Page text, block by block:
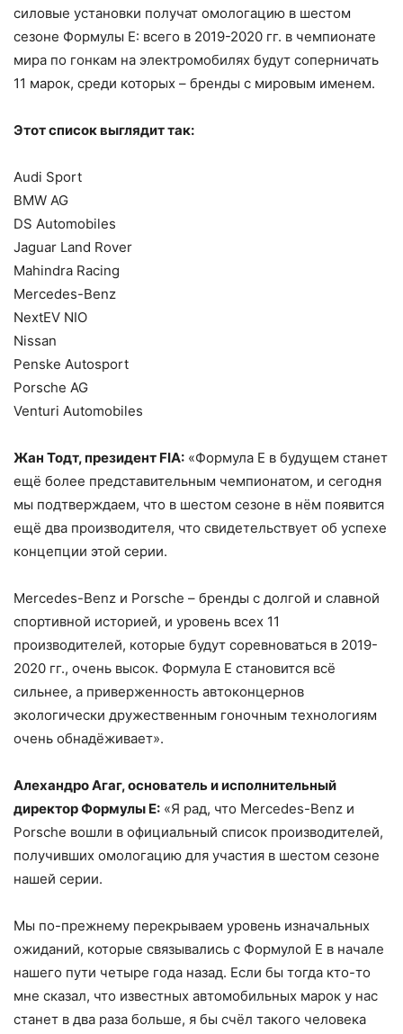
силовые установки получат омологацию в шестом
сезоне Формулы E: всего в 2019-2020 гг. в чемпионате
мира по гонкам на электромобилях будут соперничать
11 марок, среди которых – бренды с мировым именем.
Этот список выглядит так:
Audi Sport
BMW AG
DS Automobiles
Jaguar Land Rover
Mahindra Racing
Mercedes-Benz
NextEV NIO
Nissan
Penske Autosport
Porsche AG
Venturi Automobiles
Жан Тодт, президент FIA: «Формула E в будущем станет
ещё более представительным чемпионатом, и сегодня
мы подтверждаем, что в шестом сезоне в нём появится
ещё два производителя, что свидетельствует об успехе
концепции этой серии.
Mercedes-Benz и Porsche – бренды с долгой и славной
спортивной историей, и уровень всех 11
производителей, которые будут соревноваться в 2019-
2020 гг., очень высок. Формула E становится всё
сильнее, а приверженность автоконцернов
экологически дружественным гоночным технологиям
очень обнадёживает».
Алехандро Агаг, основатель и исполнительный
директор Формулы E: «Я рад, что Mercedes-Benz и
Porsche вошли в официальный список производителей,
получивших омологацию для участия в шестом сезоне
нашей серии.
Мы по-прежнему перекрываем уровень изначальных
ожиданий, которые связывались с Формулой E в начале
нашего пути четыре года назад. Если бы тогда кто-то
мне сказал, что известных автомобильных марок у нас
станет в два раза больше, я бы счёл такого человека